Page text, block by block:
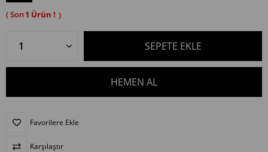
1
Favorilere Ekle
Karşılaştır